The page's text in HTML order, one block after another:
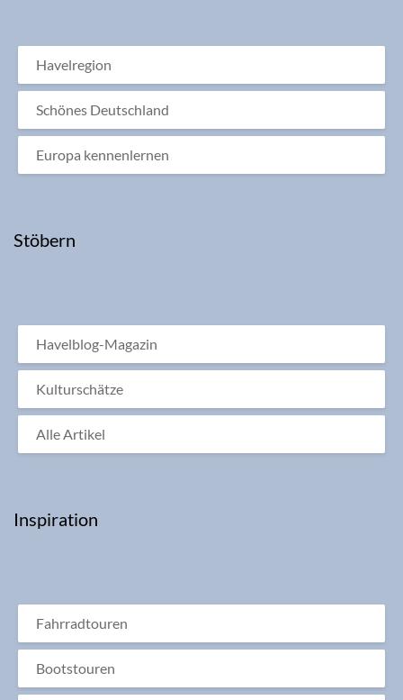
Havelregion
Schönes Deutschland
Europa kennenlernen
Stöbern
Havelblog-Magazin
Kulturschätze
Alle Artikel
Inspiration
Fahrradtouren
Bootstouren